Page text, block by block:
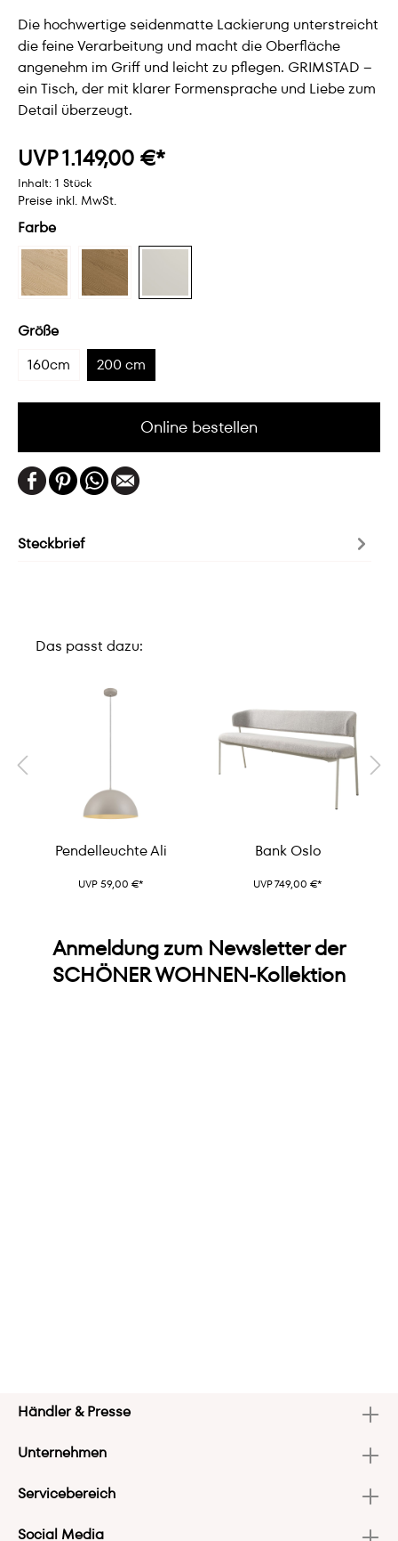
Die hochwertige seidenmatte Lackierung unterstreicht
die feine Verarbeitung und macht die Oberfläche
angenehm im Griff und leicht zu pflegen. GRIMSTAD –
ein Tisch, der mit klarer Formensprache und Liebe zum
Detail überzeugt.
UVP 1.149,00 €*
Inhalt: 1 Stück
Preise inkl. MwSt.
Farbe
Größe
160cm
200 cm
Online bestellen
Steckbrief
Das passt dazu:
Pendelleuchte Ali
UVP 59,00 €*
Bank Oslo
UVP 749,00 €*
Anmeldung zum Newsletter der
SCHÖNER WOHNEN-Kollektion
Händler & Presse
Unternehmen
Servicebereich
Social Media